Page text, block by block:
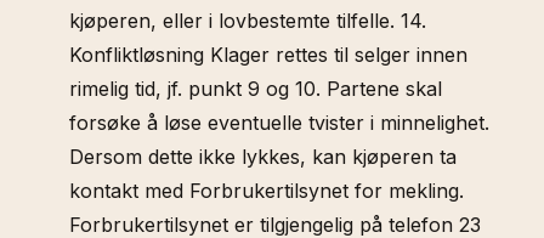
kjøperen, eller i lovbestemte tilfelle. 14.
Konfliktløsning Klager rettes til selger innen
rimelig tid, jf. punkt 9 og 10. Partene skal
forsøke å løse eventuelle tvister i minnelighet.
Dersom dette ikke lykkes, kan kjøperen ta
kontakt med Forbrukertilsynet for mekling.
Forbrukertilsynet er tilgjengelig på telefon 23